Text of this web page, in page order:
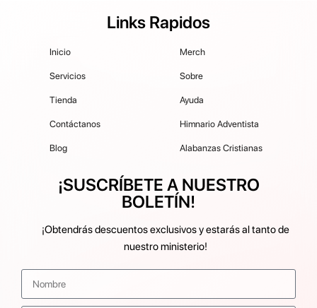
Links Rapidos
Inicio
Servicios
Tienda
Contáctanos
Blog
Merch
Sobre
Ayuda
Himnario Adventista
Alabanzas Cristianas
¡SUSCRÍBETE A NUESTRO
BOLETÍN!
¡Obtendrás descuentos exclusivos y estarás al tanto de
nuestro ministerio!